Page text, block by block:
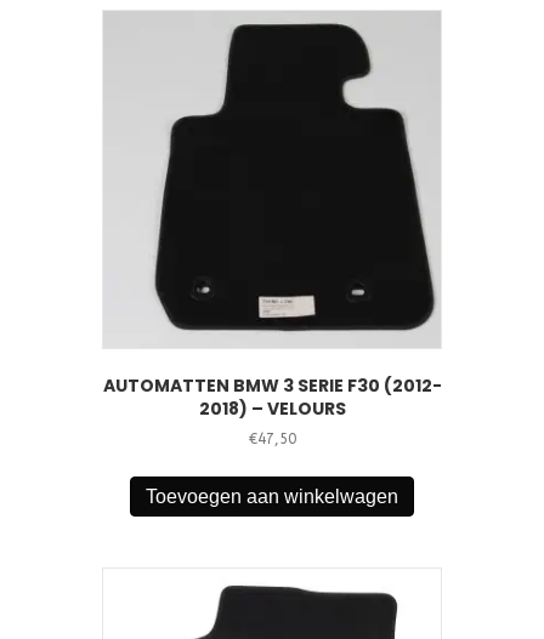
AUTOMATTEN BMW 3 SERIE F30 (2012-
2018) – VELOURS
€47,50
Toevoegen aan winkelwagen